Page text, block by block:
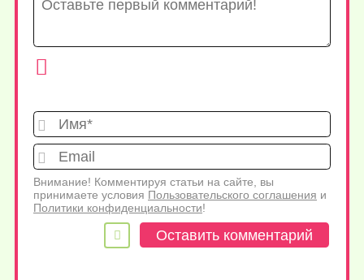
Имя*
Внимание! Комментируя статьи на сайте, вы
принимаете условия Пользовательского соглашения и
Политики конфиденциальности!